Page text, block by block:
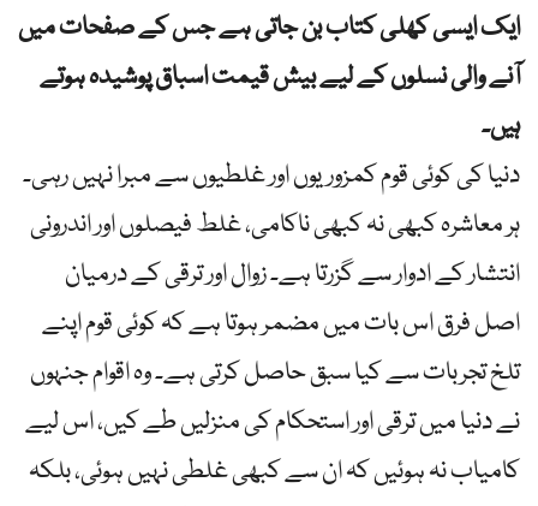
ایک ایسی کھلی کتاب بن جاتی ہے جس کے صفحات میں
آنے والی نسلوں کے لیے بیش قیمت اسباق پوشیدہ ہوتے
ہیں۔
دنیا کی کوئی قوم کمزوریوں اور غلطیوں سے مبرا نہیں رہی۔
ہر معاشرہ کبھی نہ کبھی ناکامی، غلط فیصلوں اور اندرونی
انتشار کے ادوار سے گزرتا ہے۔ زوال اور ترقی کے درمیان
اصل فرق اس بات میں مضمر ہوتا ہے کہ کوئی قوم اپنے
تلخ تجربات سے کیا سبق حاصل کرتی ہے۔ وہ اقوام جنہوں
نے دنیا میں ترقی اور استحکام کی منزلیں طے کیں، اس لیے
کامیاب نہ ہوئیں کہ ان سے کبھی غلطی نہیں ہوئی، بلکہ